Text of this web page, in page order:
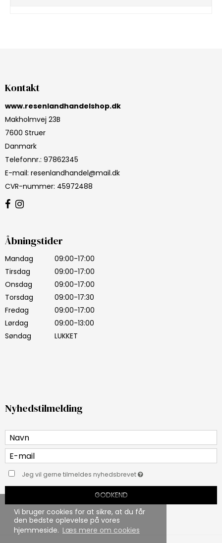
Vi bruger cookies for at sikre, at du får
den bedste oplevelse på vores
hjemmeside. Læs mere om cookies
Kontakt
www.resenlandhandelshop.dk
Makholmvej 23B
7600 Struer
Danmark
Telefonnr.: 97862345
E-mail: resenlandhandel@mail.dk
CVR-nummer: 45972488
Åbningstider
Mandag
09:00-17:00
Tirsdag
09:00-17:00
Onsdag
09:00-17:00
Torsdag
09:00-17:30
Fredag
09:00-17:00
Lørdag
09:00-13:00
Søndag
LUKKET
Nyhedstilmelding
Jeg vil gerne tilmeldes nyhedsbrevet
GODKEND